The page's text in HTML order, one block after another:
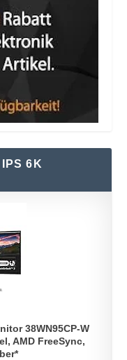
6K
38WN95CP-W
AMD FreeSync,